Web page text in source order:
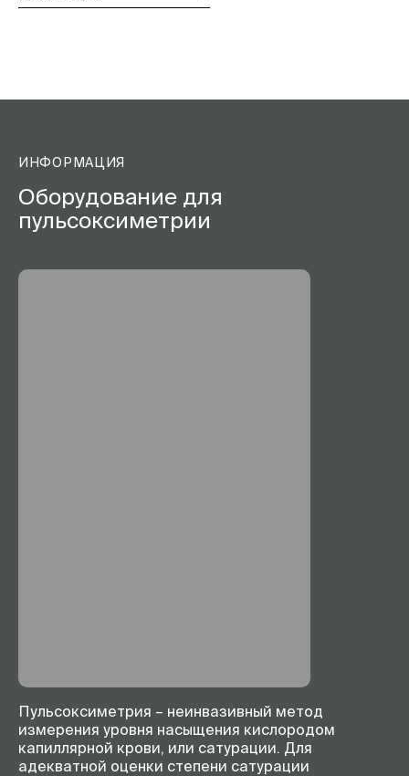
ИНФОРМАЦИЯ
Оборудование для
пульсоксиметрии
Пульсоксиметрия – неинвазивный метод
измерения уровня насыщения кислородом
капиллярной крови, или сатурации. Для
адекватной оценки степени сатурации